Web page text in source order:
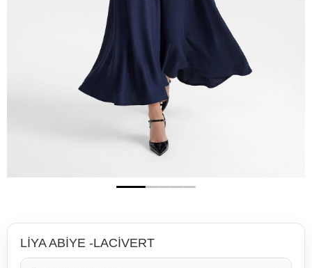
LİYA ABİYE -LACİVERT